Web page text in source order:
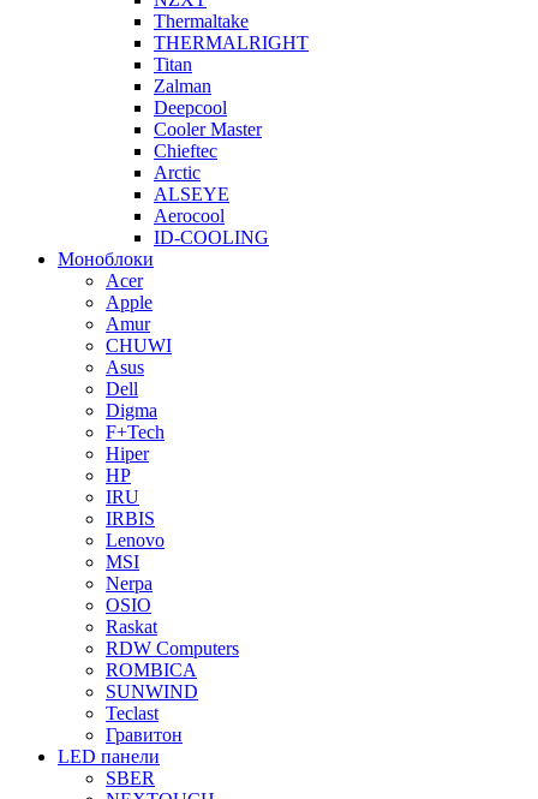
Thermaltake
THERMALRIGHT
Titan
Zalman
Deepcool
Cooler Master
Chieftec
Arctic
ALSEYE
Aerocool
ID-COOLING
Моноблоки
Acer
Apple
Amur
CHUWI
Asus
Dell
Digma
F+Tech
Hiper
HP
IRU
IRBIS
Lenovo
MSI
Nerpa
OSIO
Raskat
RDW Computers
ROMBICA
SUNWIND
Teclast
Гравитон
LED панели
SBER